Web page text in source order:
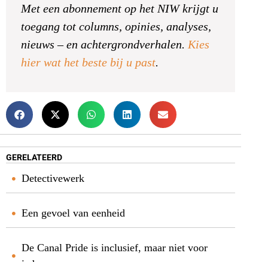
Met een abonnement op het NIW krijgt u
toegang tot columns, opinies, analyses,
nieuws – en achtergrondverhalen. Kies
hier wat het beste bij u past.
GERELATEERD
Detectivewerk
Een gevoel van eenheid
De Canal Pride is inclusief, maar niet voor